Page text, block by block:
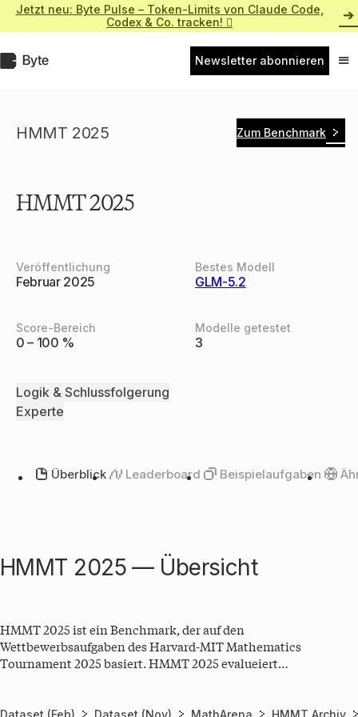
Zum
Inhalt
springen
Jetzt neu: Byte Pulse – Token-Limits von Claude Code,
Codex & Co. tracken! 
Byte.de Newsletter abonnieren
HMMT 2025 Zum Benchmark
HMMT 2025
Veröffentlichung
Februar 2025
Bestes Modell
GLM-5.2
Score-Bereich
0 – 100 %
Modelle getestet
3
Logik & Schlussfolgerung
Experte
Überblick Leaderboard Beispielaufgaben
HMMT 2025 — Übersicht
HMMT 2025 ist ein Benchmark, der auf den
Wettbewerbsaufgaben des Harvard-MIT Mathematics
Tournament 2025 basiert. HMMT 2025 evalueiert
Aufgaben aus dem "February Tournament" (15. Februar 2025)
Dataset (Feb) Dataset (Nov) MathArena HMMT Archiv